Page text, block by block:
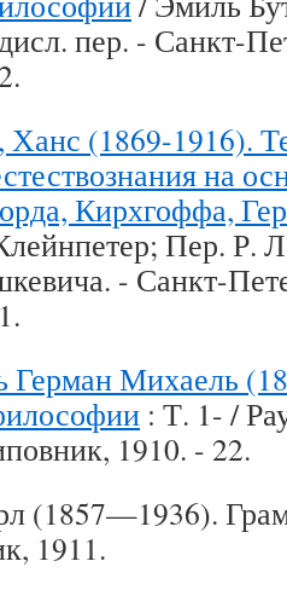
пер. - Санкт-
Ханс (1869-1916).
на
Кирхгоффа,
Пер. Р.
- Санкт-
Герман Михаель
: Т. 1- /
1910. - 22.
(1857—1936).
1911.